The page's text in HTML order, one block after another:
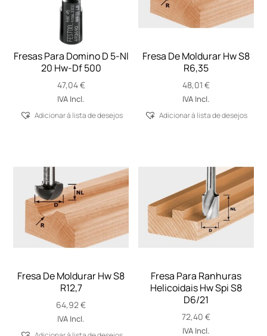
Fresas Para Domino D 5-Nl
20 Hw-Df 500
47,04€
IVA Incl.
Adicionar á lista de desejos
Fresa De Moldurar Hw S8
R6,35
48,01 €
IVA Incl.
Adicionar á lista de desejos
Fresa De Moldurar Hw S8
R12,7
64,92€
IVA Incl.
Fresa Para Ranhuras
Helicoidais Hw Spi S8
D6/21
72,40 €
IVA Incl.